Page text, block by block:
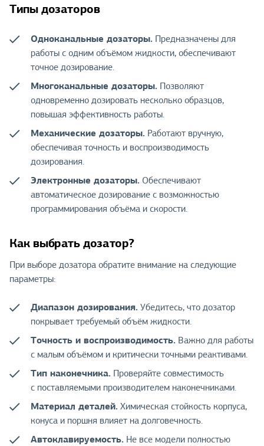
Типы дозаторов
Одноканальные дозаторы. Предназначены для
работы с одним объёмом жидкости, обеспечивают
точное дозирование.
Многоканальные дозаторы. Позволяют
одновременно дозировать несколько образцов,
повышая эффективность работы.
Механические дозаторы. Работают вручную,
обеспечивая точность и воспроизводимость
дозирования.
Электронные дозаторы. Обеспечивают
автоматическое дозирование с возможностью
программирования объёма и скорости.
Как выбрать дозатор?
При выборе дозатора обратите внимание на следующие
параметры:
Диапазон дозирования. Убедитесь, что дозатор
покрывает требуемый объём жидкости.
Точность и воспроизводимость. Важно для работы
с малым объёмом и критически точными реактивами.
Тип наконечника. Проверяйте совместимость
с поставляемыми производителем наконечниками.
Материал деталей. Химическая стойкость корпуса,
конуса и поршня влияет на долговечность.
Автоклавируемость. Не все модели полностью